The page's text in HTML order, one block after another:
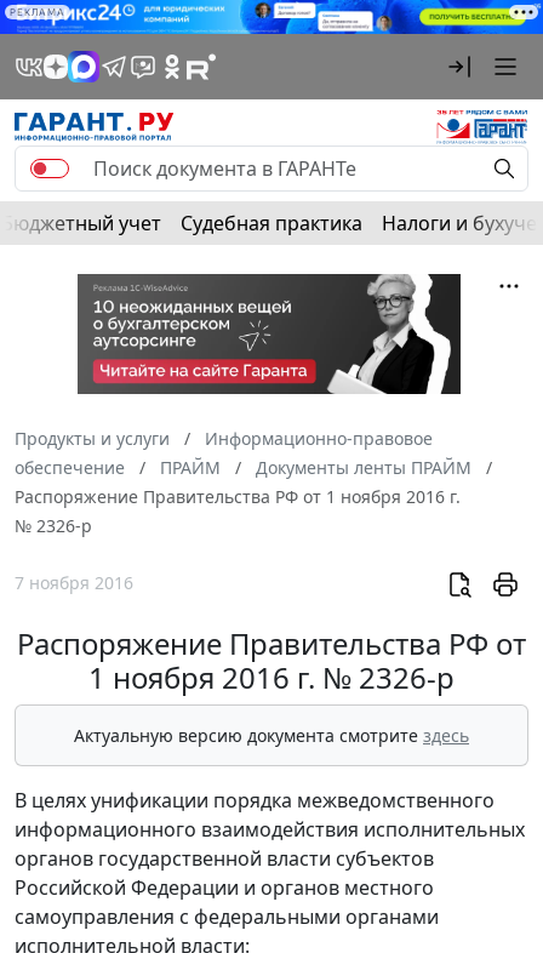
РЕКЛАМА
Бюджетный учет Судебная практика Налоги и
Продукты и услуги
Информационно-правовое
обеспечение
ПРАЙМ
Документы ленты ПРАЙМ
Распоряжение Правительства РФ от 1 ноября 2016 г.
№ 2326-р
7 ноября 2016
Распоряжение Правительства РФ от
1 ноября 2016 г. № 2326-р
Актуальную версию документа смотрите здесь
В целях унификации порядка межведомственного
информационного взаимодействия исполнительных
органов государственной власти субъектов
Российской Федерации и органов местного
самоуправления с федеральными органами
исполнительной власти: